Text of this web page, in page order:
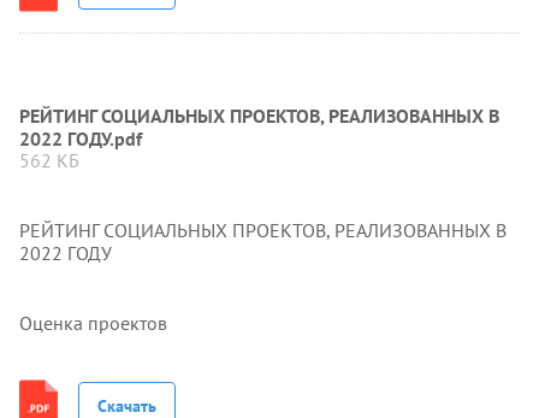
РЕЙТИНГ СОЦИАЛЬНЫХ ПРОЕКТОВ, РЕАЛИЗОВАННЫХ В
2022 ГОДУ.pdf
562 КБ
РЕЙТИНГ СОЦИАЛЬНЫХ ПРОЕКТОВ, РЕАЛИЗОВАННЫХ В
2022 ГОДУ
Оценка проектов
Скачать